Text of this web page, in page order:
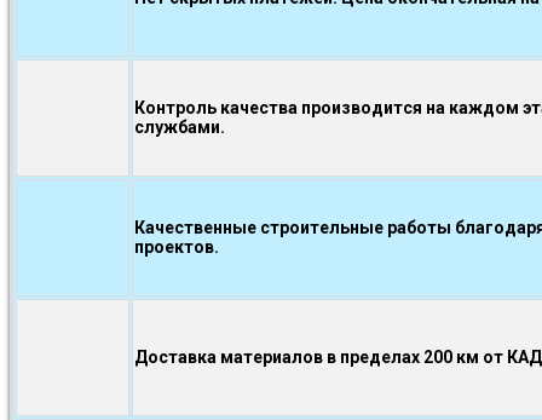
Контроль качества производится на каждом
службами.
Качественные строительные работы
проектов.
Доставка материалов в пределах 200 км от